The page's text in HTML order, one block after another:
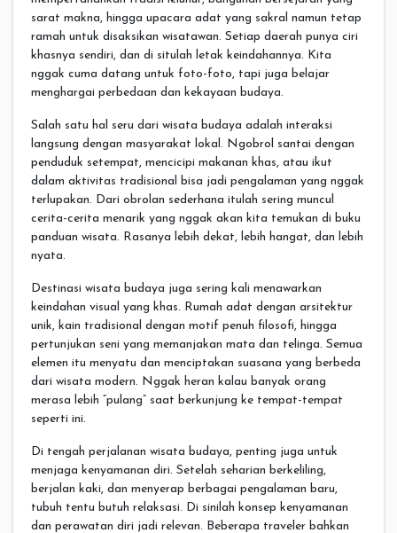
sarat makna, hingga upacara adat yang sakral namun tetap
ramah untuk disaksikan wisatawan. Setiap daerah punya ciri
khasnya sendiri, dan di situlah letak keindahannya. Kita
nggak cuma datang untuk foto-foto, tapi juga belajar
menghargai perbedaan dan kekayaan budaya.
Salah satu hal seru dari wisata budaya adalah interaksi
langsung dengan masyarakat lokal. Ngobrol santai dengan
penduduk setempat, mencicipi makanan khas, atau ikut
dalam aktivitas tradisional bisa jadi pengalaman yang nggak
terlupakan. Dari obrolan sederhana itulah sering muncul
cerita-cerita menarik yang nggak akan kita temukan di buku
panduan wisata. Rasanya lebih dekat, lebih hangat, dan lebih
nyata.
Destinasi wisata budaya juga sering kali menawarkan
keindahan visual yang khas. Rumah adat dengan arsitektur
unik, kain tradisional dengan motif penuh filosofi, hingga
pertunjukan seni yang memanjakan mata dan telinga. Semua
elemen itu menyatu dan menciptakan suasana yang berbeda
dari wisata modern. Nggak heran kalau banyak orang
merasa lebih “pulang” saat berkunjung ke tempat-tempat
seperti ini.
Di tengah perjalanan wisata budaya, penting juga untuk
menjaga kenyamanan diri. Setelah seharian berkeliling,
berjalan kaki, dan menyerap berbagai pengalaman baru,
tubuh tentu butuh relaksasi. Di sinilah konsep kenyamanan
dan perawatan diri jadi relevan. Beberapa traveler bahkan